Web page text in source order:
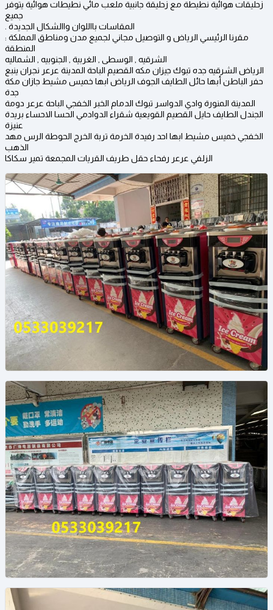
زحليقات هوائية نطيطة مع زحليقة جانبية ملعب مائي نطيطات هوائية يتوفر
جميع
. المقاسات بااللوان واالشكال الجديدة
مقرنا الرئيسي الرياض و التوصيل مجاني لجميع مدن ومناطق المملكة :
المنطقة
الشرقيه , الوسطى , الغربية , الجنوبيه , الشماليه
الرياض الشرقيه جده تبوك جيزان مكه القصيم الباحة المدينة عرعر نجران ينبع
حفر الباطن أبها حائل الطايف الجوف الرياض ابها خميس مشيط جازان مكة
جدة
المدينة المنورة وادي الدواسر تبوك الدمام الخبر الخفجي الباحة عرعر دومة
الجندل الطايف حايل القصيم القويعية شقراء الدوادمي الحسا الاحساء بريدة
عنيزة
الخفجي خميس مشيط ابها احد رفيدة الخرمة تربة الخرج الحوطة الرس مهد
الذهب
الزلفي عرعر رفحاء حقل طريف القريات المجمعة تمير سكاكا